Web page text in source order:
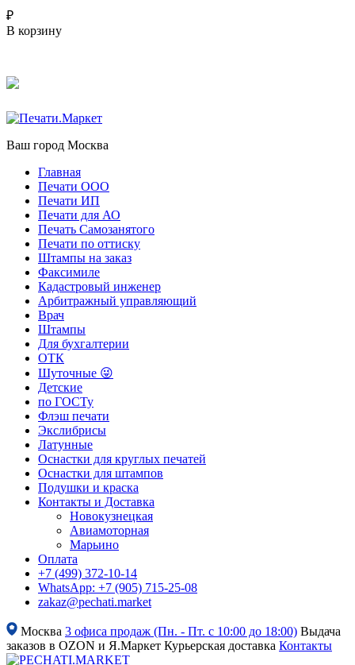
₽
В корзину
Ваш город Москва
Главная
Печати ООО
Печати ИП
Печати для АО
Печать Самозанятого
Печати по оттиску
Штампы на заказ
Факсимиле
Кадастровый инженер
Арбитражный управляющий
Врач
Штампы
Для бухгалтерии
ОТК
Шуточные 😜
Детские
по ГОСТу
Флэш печати
Экслибрисы
Латунные
Оснастки для круглых печатей
Оснастки для штампов
Подушки и краска
Контакты и Доставка
Новокузнецкая
Авиамоторная
Марьино
Оплата
+7 (499) 372-10-14
WhatsApp: +7 (905) 715-25-08
zakaz@pechati.market
Москва 3 офиса продаж (Пн. - Пт. с 10:00 до 18:00) Выдача
заказов в OZON и Я.Маркет Курьерская доставка Контакты